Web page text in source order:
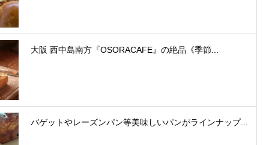
大阪 西中島南方『OSORACAFE』の絶品《季節...
バゲットやレーズンパン等美味しいパンがラインナップ...